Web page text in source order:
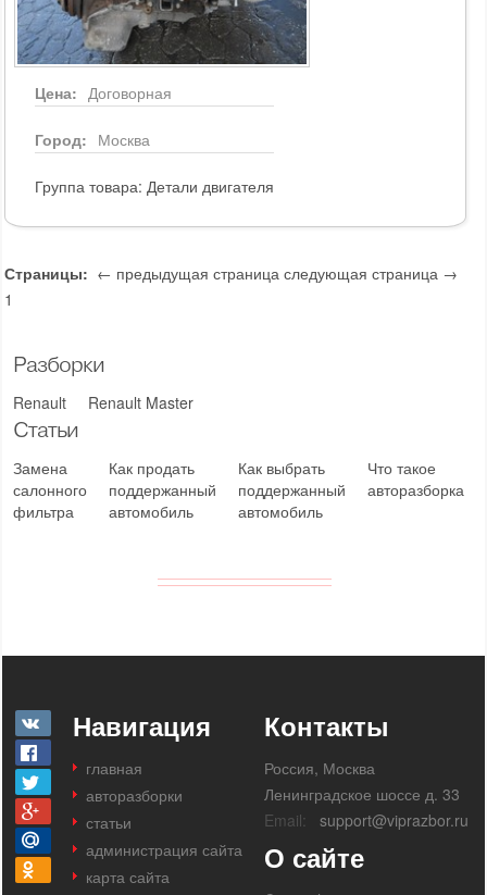
Разборки
Renault Renault Master
Статьи
Замена
салонного
фильтра
Как продать
поддержанный
автомобиль
Как выбрать
поддержанный
автомобиль
Что такое
авторазборка
Цена: Договорная
Город: Москва
Группа товара: Детали двигателя
Страницы: ← предыдущая страница следующая страница →
1
Навигация
главная
авторазборки
статьи
администрация сайта
карта сайта
Контакты
Россия, Москва
Ленинградское шоссе д. 33
Email:
support@viprazbor.ru
О сайте